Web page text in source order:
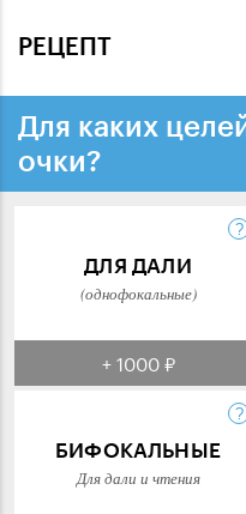
РЕЦЕПТ
Для каких
очки?
ДЛЯ ДАЛИ
(однофокальные)
+ 1000 ₽
БИФОКАЛЬНЫЕ
Для дали и чтения